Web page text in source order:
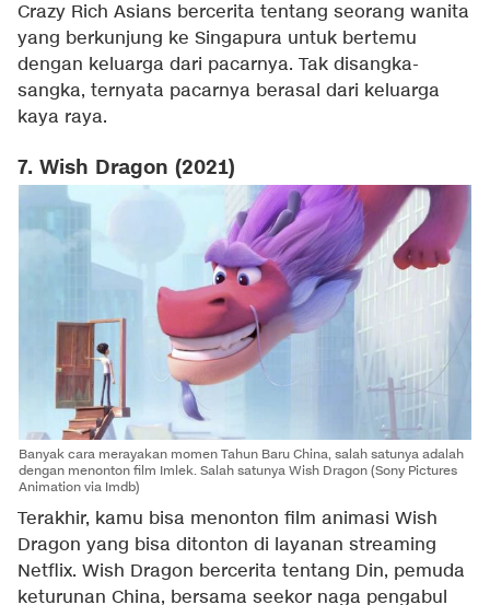
Crazy Rich Asians bercerita tentang seorang wanita
yang berkunjung ke Singapura untuk bertemu
dengan keluarga dari pacarnya. Tak disangka-
sangka, ternyata pacarnya berasal dari keluarga
kaya raya.
7. Wish Dragon (2021)
Banyak cara merayakan momen Tahun Baru China, salah satunya adalah
dengan menonton film Imlek. Salah satunya Wish Dragon (Sony Pictures
Animation via Imdb)
Terakhir, kamu bisa menonton film animasi Wish
Dragon yang bisa ditonton di layanan streaming
Netflix. Wish Dragon bercerita tentang Din, pemuda
keturunan China, bersama seekor naga pengabul